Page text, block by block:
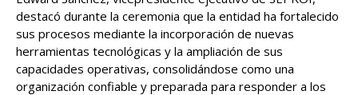
destacó durante la ceremonia que la entidad ha fortalecido
sus procesos mediante la incorporación de nuevas
herramientas tecnológicas y la ampliación de sus
capacidades operativas, consolidándose como una
organización confiable y preparada para responder a los